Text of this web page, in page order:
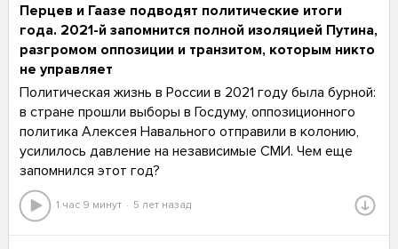
Перцев и Гаазе подводят политические итоги
года. 2021-й запомнится полной изоляцией Путина,
разгромом оппозиции и транзитом, которым никто
не управляет
Политическая жизнь в России в 2021 году была бурной:
в стране прошли выборы в Госдуму, оппозиционного
политика Алексея Навального отправили в колонию,
усилилось давление на независимые СМИ. Чем еще
запомнился этот год?
1 час 9 минут 5 лет назад